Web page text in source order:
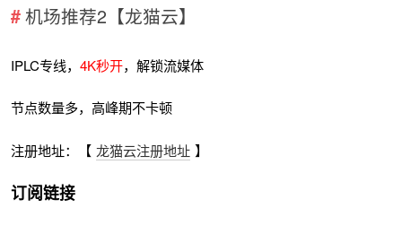
机场推荐2【龙猫云】
IPLC专线，4K秒开，解锁流媒体
节点数量多，高峰期不卡顿
注册地址：【 龙猫云注册地址 】
订阅链接